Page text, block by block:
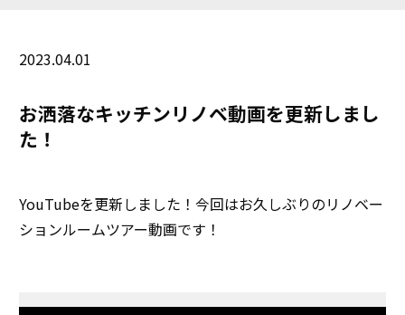
2023.04.01
お洒落なキッチンリノベ動画を更新しまし
た！
YouTubeを更新しました！今回はお久しぶりのリノベー
ションルームツアー動画です！